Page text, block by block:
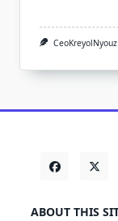
CeoKreyolNyouz
ABOUT THIS